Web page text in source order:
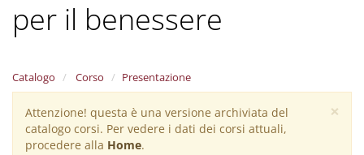
per il benessere
Catalogo Corso Presentazione
×
Warning
message
Attenzione! questa è una versione archiviata del
catalogo corsi. Per vedere i dati dei corsi attuali,
procedere alla Home.